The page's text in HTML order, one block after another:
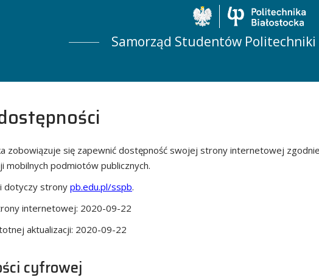
Samorząd Studentów Politechniki
zobowiązuje się zapewnić dostępność swojej strony internetowej
mobilnych podmiotów publicznych.
dotyczy strony pb.edu.pl/sspb.
internetowej: 2020-09-22
aktualizacji: 2020-09-22
cyfrowej